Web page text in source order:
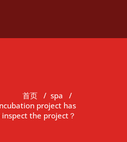
首页 / spa /
project has
the project？